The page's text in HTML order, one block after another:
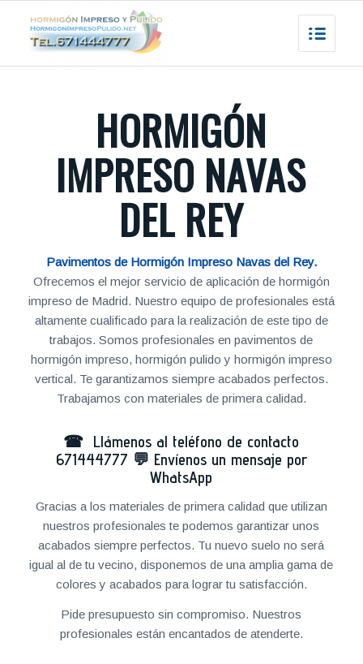
HORMIGÓN
IMPRESO NAVAS
DEL REY
Pavimentos de Hormigón Impreso Navas del Rey.
Ofrecemos el mejor servicio de aplicación de hormigón
impreso de Madrid. Nuestro equipo de profesionales está
altamente cualificado para la realización de este tipo de
trabajos. Somos profesionales en pavimentos de
hormigón impreso, hormigón pulido y hormigón impreso
vertical. Te garantizamos siempre acabados perfectos.
Trabajamos con materiales de primera calidad.
☎ Llámenos al teléfono de contacto
671444777 💬 Envíenos un mensaje por
WhatsApp
Gracias a los materiales de primera calidad que utilizan
nuestros profesionales te podemos garantizar unos
acabados siempre perfectos. Tu nuevo suelo no será
igual al de tu vecino, disponemos de una amplia gama de
colores y acabados para lograr tu satisfacción.
Pide presupuesto sin compromiso. Nuestros
profesionales están encantados de atenderte.